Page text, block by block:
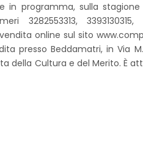
in programma, sulla
3393130315,
online sul sito
presso Beddamatri, in Via
della Cultura e del Merito. È